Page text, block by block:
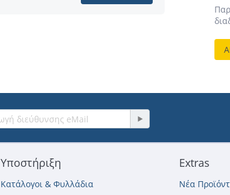
Υποστήριξη
Κατάλογοι & Φυλλάδια
Extras
Νέα